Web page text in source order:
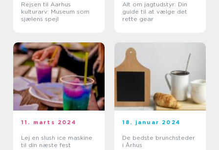
Rejsen til Aarhus
kulturarv: Museum som
sjælens spejl
Alt om jagtudstyr: Din
guide til at vælge det
rette gear
11. marts 2024
Lej en slush ice maskine
til din næste fest
18. januar 2024
De bedste brunchsteder
i Århus